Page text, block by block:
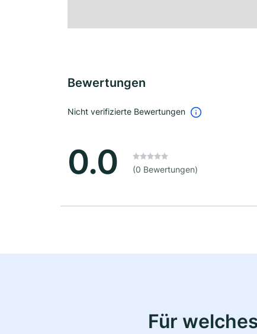
Bewertungen
Nicht verifizierte Bewertungen
0.0 (0 Bewertungen)
Für